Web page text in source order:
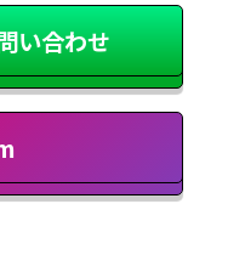
い合わせ